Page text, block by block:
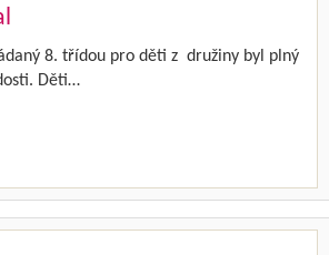
8. třídou pro děti z družiny byl plný
Děti…